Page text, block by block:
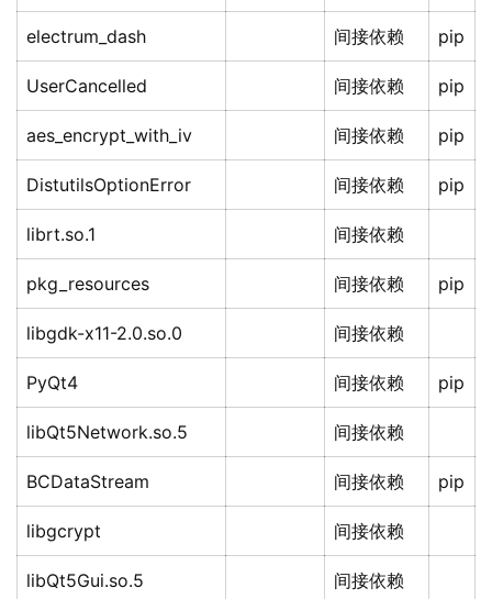
electrum_dash 间接依赖 pip
UserCancelled 间接依赖 pip
aes_encrypt_with_iv 间接依赖 pip
DistutilsOptionError 间接依赖 pip
librt.so.1 间接依赖
pkg_resources 间接依赖 pip
libgdk-x11-2.0.so.0 间接依赖
PyQt4 间接依赖 pip
libQt5Network.so.5 间接依赖
BCDataStream 间接依赖 pip
libgcrypt 间接依赖
libQt5Gui.so.5 间接依赖